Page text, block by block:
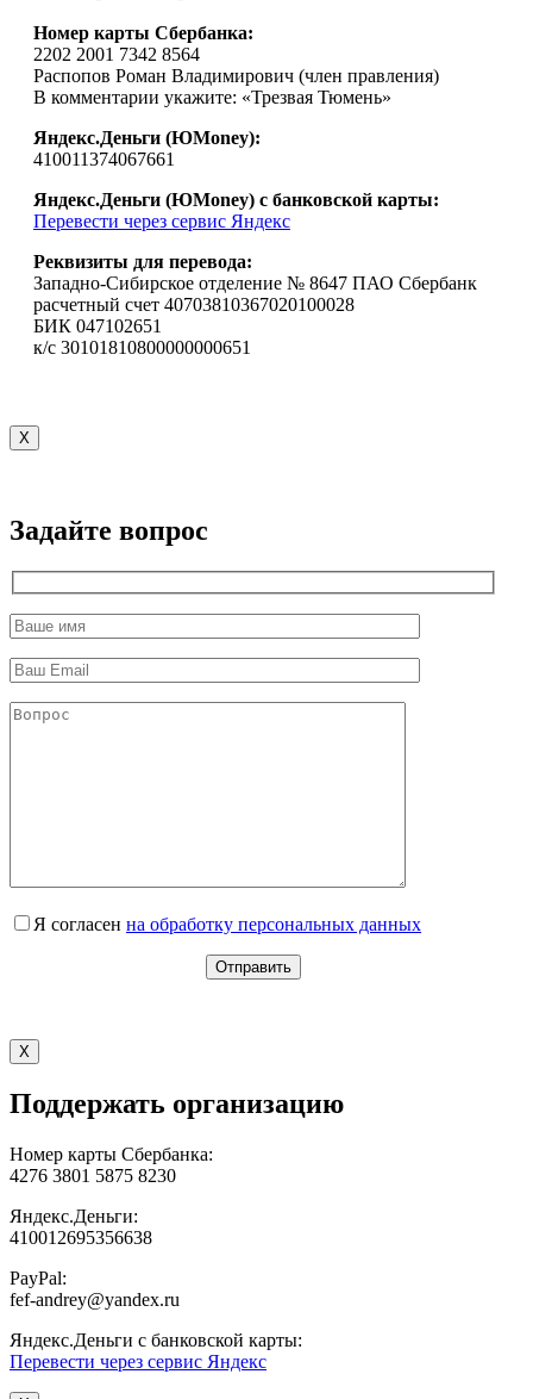
Номер карты Сбербанка:
2202 2001 7342 8564
Распопов Роман Владимирович (член правления)
В комментарии укажите: «Трезвая Тюмень»
Яндекс.Деньги (ЮMoney):
410011374067661
Яндекс.Деньги (ЮMoney) с банковской карты:
Перевести через сервис Яндекс
Реквизиты для перевода:
Западно-Сибирское отделение № 8647 ПАО Сбербанк
расчетный счет 40703810367020100028
БИК 047102651
к/с 30101810800000000651
X
Задайте вопрос
Я согласен на обработку персональных данных
X
Поддержать организацию
Номер карты Сбербанка:
4276 3801 5875 8230
Яндекс.Деньги:
410012695356638
PayPal:
fef-andrey@yandex.ru
Яндекс.Деньги с банковской карты:
Перевести через сервис Яндекс